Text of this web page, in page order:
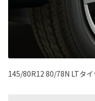
145/80R12 80/78N LTタ